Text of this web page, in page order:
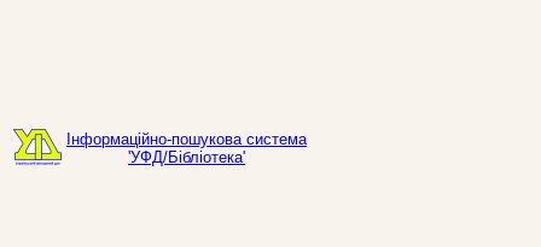
Інформаційно-пошукова система
'УФД/Бібліотека'